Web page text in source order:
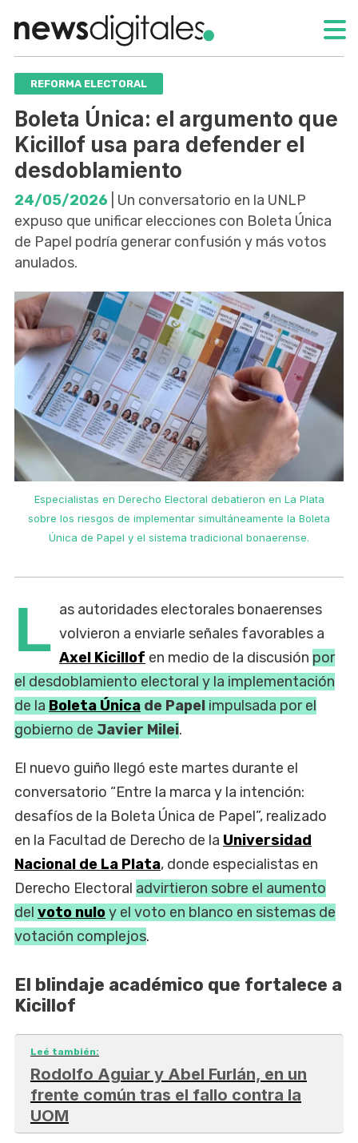
REFORMA ELECTORAL
Boleta Única: el argumento que
Kicillof usa para defender el
desdoblamiento
24/05/2026 | Un conversatorio en la UNLP
expuso que unificar elecciones con Boleta Única
de Papel podría generar confusión y más votos
anulados.
Especialistas en Derecho Electoral debatieron en La Plata
sobre los riesgos de implementar simultáneamente la Boleta
Única de Papel y el sistema tradicional bonaerense.
L as autoridades electorales bonaerenses
volvieron a enviarle señales favorables a
Axel Kicillof en medio de la discusión por
el desdoblamiento electoral y la implementación
de la Boleta Única de Papel impulsada por el
gobierno de Javier Milei.
El nuevo guiño llegó este martes durante el
conversatorio “Entre la marca y la intención:
desafíos de la Boleta Única de Papel”, realizado
en la Facultad de Derecho de la Universidad
Nacional de La Plata, donde especialistas en
Derecho Electoral advirtieron sobre el aumento
del voto nuloy el voto en blanco en sistemas de
votación complejos.
El blindaje académico que fortalece a
Kicillof
Leé también:
Rodolfo Aguiar y Abel Furlán, en un
frente común tras el fallo contra la
UOM